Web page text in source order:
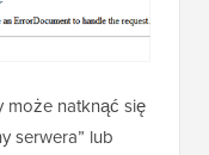
może natknąć się
serwera” lub